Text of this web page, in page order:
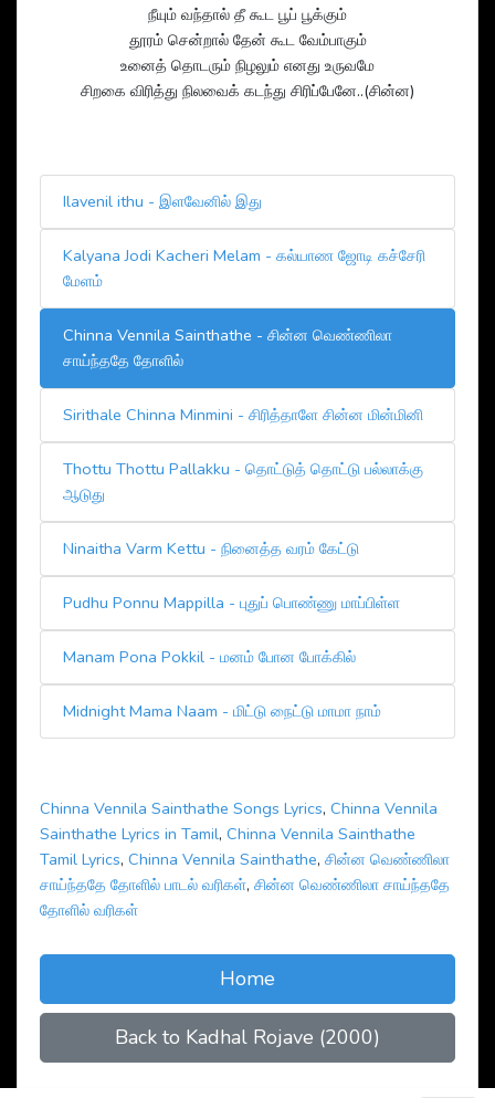
நீயும் வந்தால் தீ கூட பூப் பூக்கும்
தூரம் சென்றால் தேன் கூட வேம்பாகும்
உனைத் தொடரும் நிழலும் எனது உருவமே
சிறகை விரித்து நிலவைக் கடந்து சிரிப்பேனே..(சின்ன)
Ilavenil ithu - இளவேனில் இது
Kalyana Jodi Kacheri Melam - கல்யாண ஜோடி கச்சேரி
மேளம்
Chinna Vennila Sainthathe - சின்ன வெண்ணிலா
சாய்ந்ததே தோளில்
Sirithale Chinna Minmini - சிரித்தாளே சின்ன மின்மினி
Thottu Thottu Pallakku - தொட்டுத் தொட்டு பல்லாக்கு
ஆடுது
Ninaitha Varm Kettu - நினைத்த வரம் கேட்டு
Pudhu Ponnu Mappilla - புதுப் பொண்ணு மாப்பிள்ள
Manam Pona Pokkil - மனம் போன போக்கில்
Midnight Mama Naam - மிட்டு நைட்டு மாமா நாம்
Chinna Vennila Sainthathe Songs Lyrics, Chinna Vennila
Sainthathe Lyrics in Tamil, Chinna Vennila Sainthathe
Tamil Lyrics, Chinna Vennila Sainthathe, சின்ன வெண்ணிலா
சாய்ந்ததே தோளில் பாடல் வரிகள், சின்ன வெண்ணிலா சாய்ந்ததே
தோளில் வரிகள்
Home
Back to Kadhal Rojave (2000)